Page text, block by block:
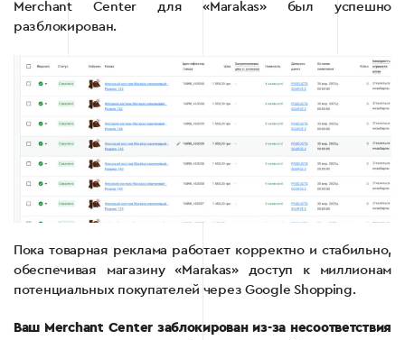
Merchant Center для «Marakas» был успешно
разблокирован.
Пока товарная реклама работает корректно и стабильно,
обеспечивая магазину «Marakas» доступ к миллионам
потенциальных покупателей через Google Shopping.
Ваш Merchant Center заблокирован из-за несоответствия